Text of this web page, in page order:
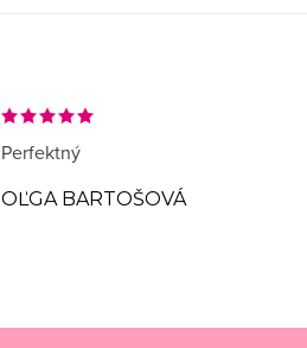
Perfektný
OĽGA BARTOŠOVÁ